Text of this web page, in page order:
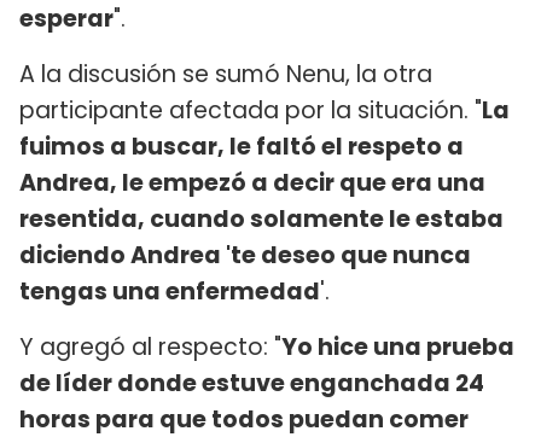
esperar".
A la discusión se sumó Nenu, la otra
participante afectada por la situación. "La
fuimos a buscar, le faltó el respeto a
Andrea, le empezó a decir que era una
resentida, cuando solamente le estaba
diciendo Andrea 'te deseo que nunca
tengas una enfermedad'.
Y agregó al respecto: "Yo hice una prueba
de líder donde estuve enganchada 24
horas para que todos puedan comer